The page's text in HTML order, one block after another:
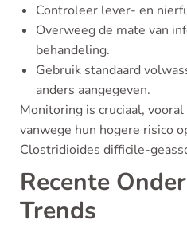
Controleer lever- en
Overweeg de mate van
behandeling.
Gebruik standaard
anders aangegeven.
Monitoring is cruciaal,
vanwege hun hogere risico
Clostridioides difficile-
Recente
Trends